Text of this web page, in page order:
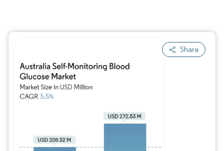
Share